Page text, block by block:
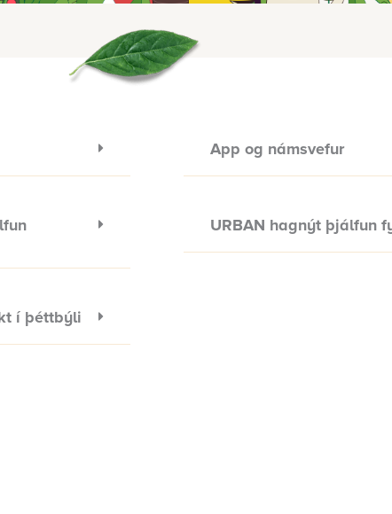
í þéttbýli
App og námsvefur
URBAN hagnýt þjálfun